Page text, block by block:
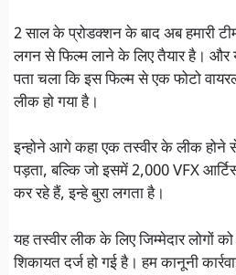
2 साल के प्रोडक्शन के बाद अब हमारी
लगन से फिल्म लाने के लिए तैयार है। और
पता चला कि इस फिल्म से एक फोटो
लीक हो गया है।
इन्होने आगे कहा एक तस्वीर के लीक होने
पड़ता, बल्कि जो इसमें 2,000 VFX
कर रहे हैं, इन्हे बुरा लगता है।
यह तस्वीर लीक के लिए जिम्मेदार लोगों
शिकायत दर्ज हो गई है। हम कानूनी